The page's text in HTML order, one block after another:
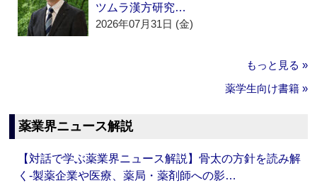
ツムラ漢方研究…
2026年07月31日 (金)
もっと見る »
薬学生向け書籍 »
薬業界ニュース解説
【対話で学ぶ薬業界ニュース解説】骨太の方針を読み解
く‐製薬企業や医療、薬局・薬剤師への影…